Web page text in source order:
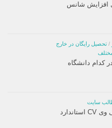
افزایش شانس
/ تحصیل رایگان در خارج
کدام دانشگاه
سایت